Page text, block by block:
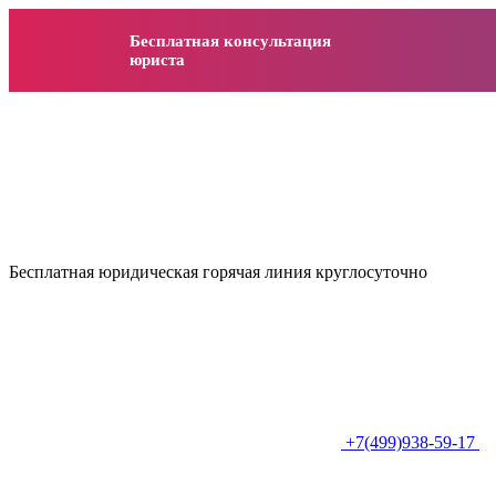
Бесплатная консультация
юриста
Бесплатная юридическая горячая линия круглосуточно
+7(499)938-59-17